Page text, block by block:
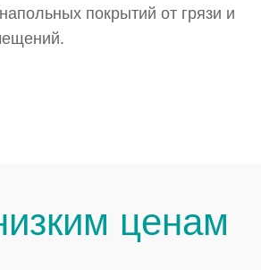
покрытий от грязи и
ценам